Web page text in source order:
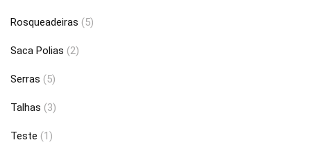
Rosqueadeiras (5)
Saca Polias (2)
Serras (5)
Talhas (3)
Teste (1)